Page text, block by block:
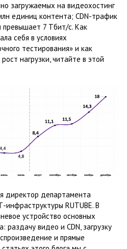
загружаемых на видеохостинг
единиц контента; CDN-трафик
превышает 7 Тбит/с. Как
себя в условиях
тестирования» и как
нагрузки, читайте в этой
директор департамента
инфраструктуры RUTUBE. В
устройство основных
раздачу видео и CDN, загрузку
и прямые